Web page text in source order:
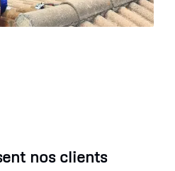
nos clients